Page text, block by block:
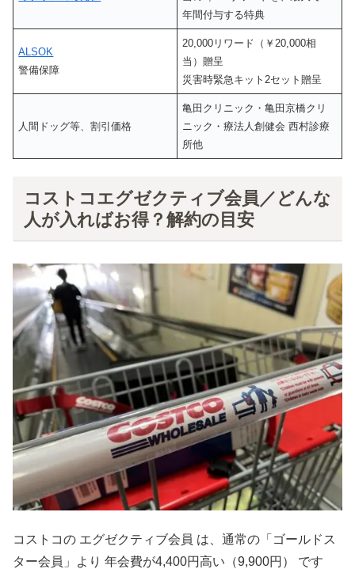
年間付与する特典
ALSOK
警備保障
20,000リワード（￥20,000相
当）贈呈
災害時緊急キット2セット贈呈
人間ドッグ等、割引価格
亀田クリニック・亀田京橋クリ
ニック・療法人創健会 西村診療
所他
コストコエグゼクティブ会員／どんな
人が入ればお得？解約の目安
コストコの エグゼクティブ会員 は、通常の「ゴールドス
ター会員」より 年会費が4,400円高い（9,900円） です